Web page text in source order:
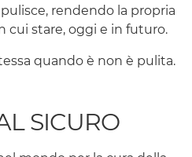
rendendo la propria
cui stare, oggi e in futuro.
quando è non è pulita.
SICURO